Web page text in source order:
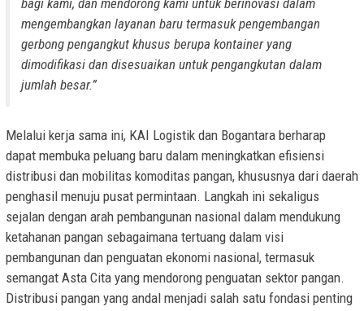
mengembangkan layanan baru termasuk pengembangan
gerbong pengangkut khusus berupa kontainer yang
dimodifikasi dan disesuaikan untuk pengangkutan dalam
jumlah besar.”
Melalui kerja sama ini, KAI Logistik dan Bogantara berharap
dapat membuka peluang baru dalam meningkatkan efisiensi
distribusi dan mobilitas komoditas pangan, khususnya dari daerah
penghasil menuju pusat permintaan. Langkah ini sekaligus
sejalan dengan arah pembangunan nasional dalam mendukung
ketahanan pangan sebagaimana tertuang dalam visi
pembangunan dan penguatan ekonomi nasional, termasuk
semangat Asta Cita yang mendorong penguatan sektor pangan.
Distribusi pangan yang andal menjadi salah satu fondasi penting